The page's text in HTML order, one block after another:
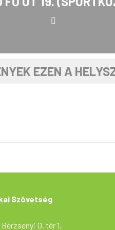
EZEN A
Szövetség
D. tér 1.